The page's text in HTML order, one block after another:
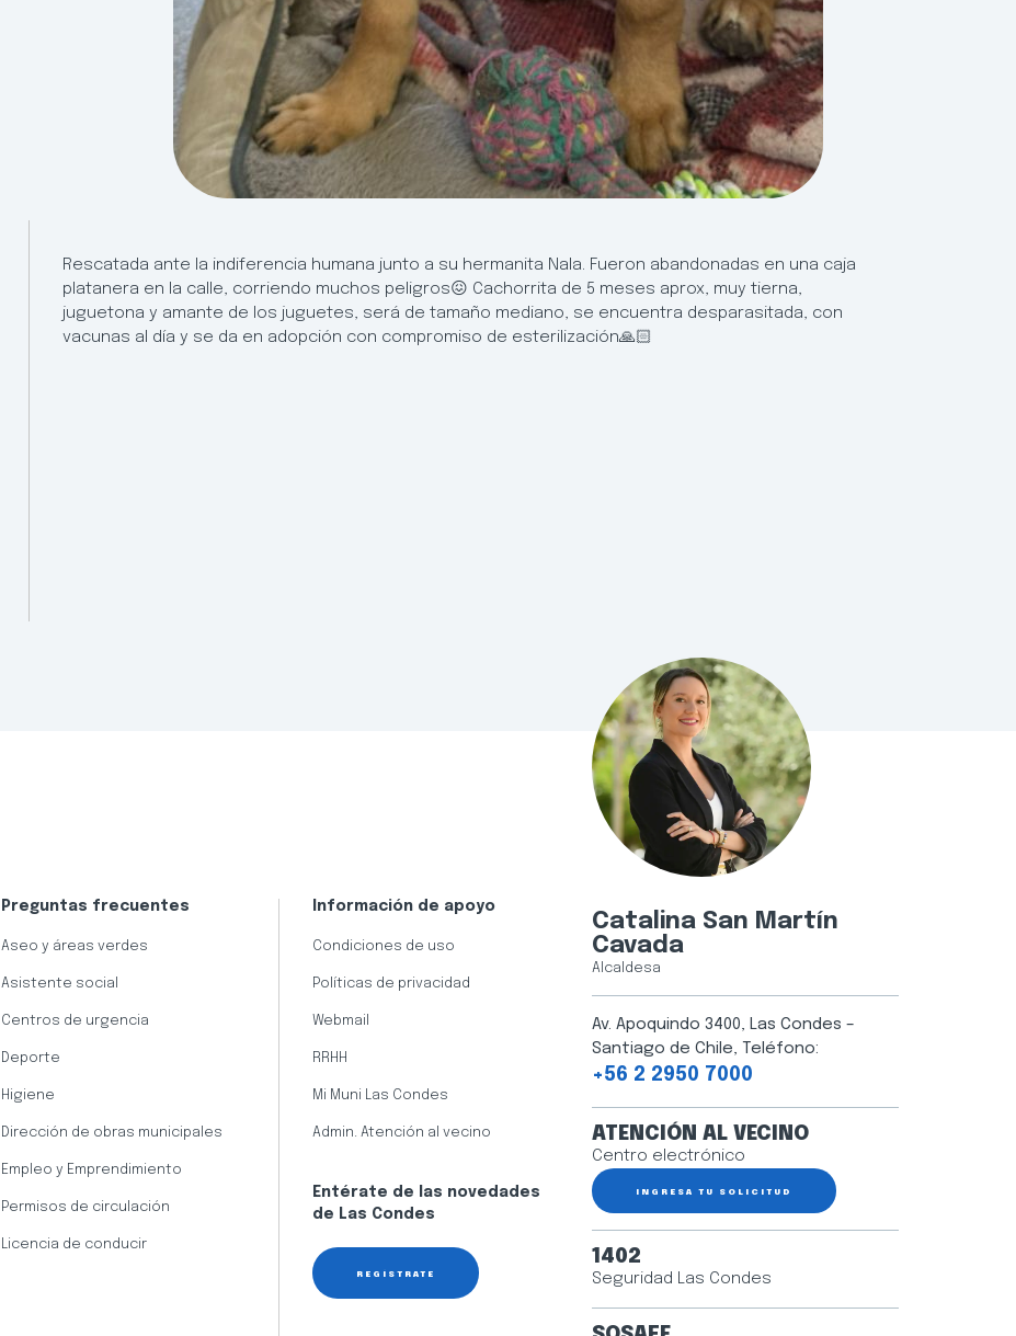
Rescatada ante la indiferencia humana junto a su hermanita Nala. Fueron abandonadas en una caja
platanera en la calle, corriendo muchos peligros😖 Cachorrita de 5 meses aprox, muy tierna,
juguetona y amante de los juguetes, será de tamaño mediano, se encuentra desparasitada, con
vacunas al día y se da en adopción con compromiso de esterilización🙏🏻
Preguntas frecuentes
Aseo y áreas verdes
Asistente social
Centros de urgencia
Deporte
Higiene
Dirección de obras municipales
Empleo y Emprendimiento
Permisos de circulación
Licencia de conducir
Información de apoyo
Condiciones de uso
Políticas de privacidad
Webmail
RRHH
Mi Muni Las Condes
Admin. Atención al vecino
Entérate de las novedades
de Las Condes
REGÍSTRATE
Catalina San Martín
Cavada
Alcaldesa
Av. Apoquindo 3400, Las Condes –
Santiago de Chile, Teléfono:
+56 2 2950 7000
ATENCIÓN AL VECINO
Centro electrónico
INGRESA TU SOLICITUD
1402
Seguridad Las Condes